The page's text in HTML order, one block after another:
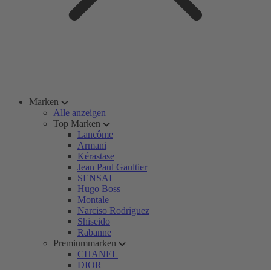
Marken
Alle anzeigen
Top Marken
Lancôme
Armani
Kérastase
Jean Paul Gaultier
SENSAI
Hugo Boss
Montale
Narciso Rodriguez
Shiseido
Rabanne
Premiummarken
CHANEL
DIOR